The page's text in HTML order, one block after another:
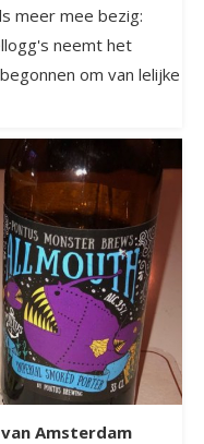
meer mee bezig:
neemt het
om van lelijke
Amsterdam